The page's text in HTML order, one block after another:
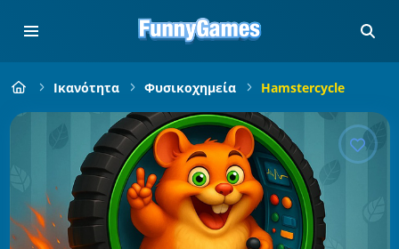
Ικανότητα Φυσικοχημεία Hamstercycle